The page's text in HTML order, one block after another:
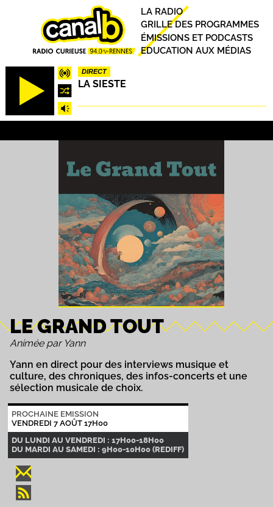
DIRECT
LA SIESTE
Principal
LA RADIO
GRILLE DES PROGRAMMES
ÉMISSIONS ET PODCASTS
EDUCATION AUX MÉDIAS
LE GRAND TOUT
Animée par Yann
Yann en direct pour des interviews musique et
culture, des chroniques, des infos-concerts et une
sélection musicale de choix.
PROCHAINE EMISSION
VENDREDI 7 AOÛT 17H00
DU LUNDI AU VENDREDI : 17H00-18H00
DU MARDI AU SAMEDI : 9H00-10H00 (REDIFF)